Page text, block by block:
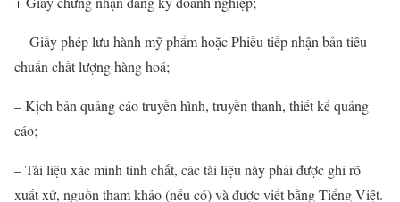
– Giấy phép lưu hành mỹ phẩm hoặc Phiếu tiếp nhận bản tiêu
chuẩn chất lượng hàng hoá;
– Kịch bản quảng cáo truyền hình, truyền thanh, thiết kế quảng
cáo;
– Tài liệu xác minh tính chất, các tài liệu này phải được ghi rõ
xuất xứ, nguồn tham khảo (nếu có) và được viết bằng Tiếng Việt.